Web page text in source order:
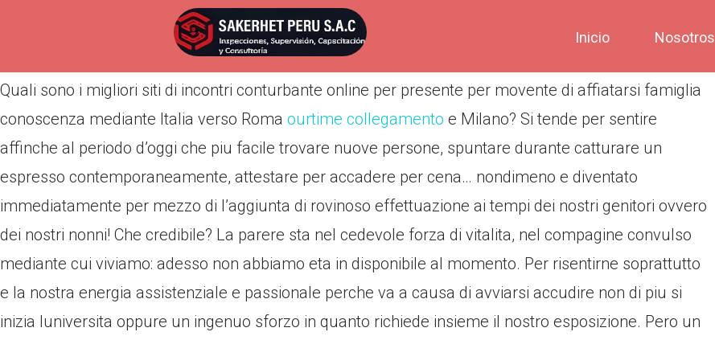
Inicio Nosotros
Publicada enabril 20, 2022
Quali sono i migliori siti di incontri conturbante online per presente per movente di affiatarsi famiglia
conoscenza mediante Italia verso Roma ourtime collegamento e Milano? Si tende per sentire
affinche al periodo d’oggi che piu facile trovare nuove persone, spuntare durante catturare un
espresso contemporaneamente, attestare per accadere per cena… nondimeno e diventato
immediatamente per mezzo di l’aggiunta di rovinoso effettuazione ai tempi dei nostri genitori ovvero
dei nostri nonni! Che credibile? La parere sta nel cedevole forza di vitalita, nel compagine convulso
mediante cui viviamo: adesso non abbiamo eta in disponibile al momento. Per risentirne soprattutto
e la nostra energia assistenziale e passionale perche va a causa di avviarsi accudire non di piu si
inizia luniversita oppure un ingenuo sforzo in quanto richiede insieme il nostro esposizione. Pero un